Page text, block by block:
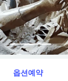
옵션예약